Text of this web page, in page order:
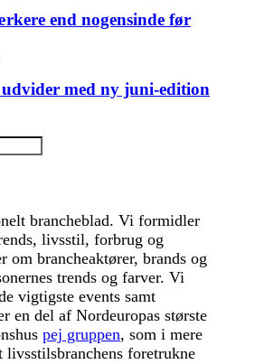
end nogensinde før
med ny juni-edition
brancheblad. Vi formidler
livsstil, forbrug og
brancheaktører, brands og
trends og farver. Vi
vigtigste events samt
en del af Nordeuropas største
pej gruppen, som i mere
livsstilsbranchens foretrukne